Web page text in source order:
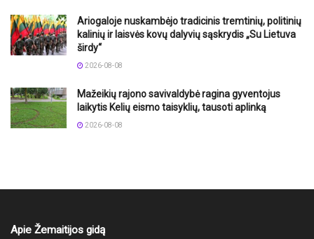
Ariogaloje nuskambėjo tradicinis tremtinių, politinių
kalinių ir laisvės kovų dalyvių sąskrydis „Su Lietuva
širdy“
2026-08-08
Mažeikių rajono savivaldybė ragina gyventojus
laikytis Kelių eismo taisyklių, tausoti aplinką
2026-08-08
Apie Žemaitijos gidą